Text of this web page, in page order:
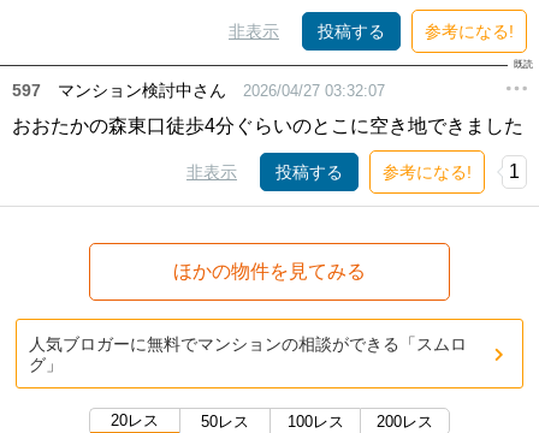
非表示 投稿する 参考になる!
597 マンション検討中さん 2026/04/27 03:32:07
おおたかの森東口徒歩4分ぐらいのとこに空き地できました
非表示 投稿する 参考になる! 1
ほかの物件を見てみる
人気ブロガーに無料でマンションの相談ができる「スムロ
グ」
20レス 50レス 100レス 200レス